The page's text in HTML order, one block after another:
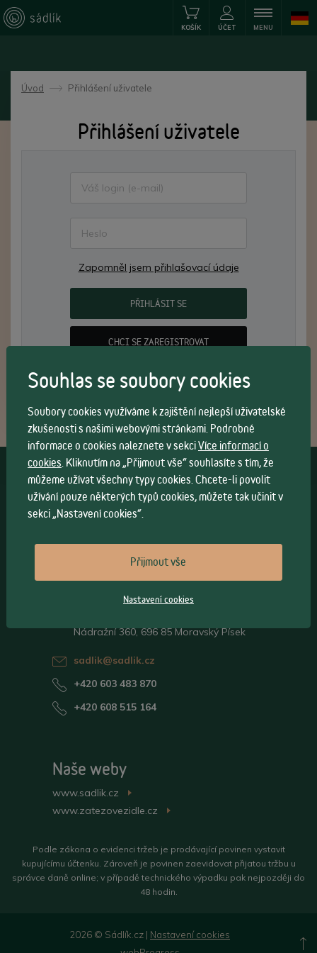
KOŠÍK ÚČET MENU
Úvod
->
Přihlášení uživatele
Přihlášení uživatele
Zapomněl jsem přihlašovací údaje
PŘIHLÁSIT SE
CHCI SE ZAREGISTROVAT
Vše o nákupu
Všeobecné obchodnípodmínky
Možnosti osobníhoodběru
>
Nádražní 360, 696 85 Moravský Písek
sadlik@sadlik.cz
+420 603 483 870
+420 608 515 164
Naše weby
www.sadlik.cz
www.zatezovezidle.cz
Podle zákona o evidenci tržeb je prodávající povinen vystavit
kupujícímu účtenku. Zároveň je povinen zaevidovat přijatou tržbu u
správce daně online; v případě technického výpadku pak nejpozději do
48 hodin.
2026 © Sádlík.cz | Nastavení cookies
Souhlas se soubory cookies
Soubory cookies využíváme k zajištění nejlepší uživatelské
zkušenosti s našimi webovými stránkami. Podrobné
informace o cookies naleznete v sekciVíce informací o
cookies. Kliknutím na „Přijmout vše“ souhlasíte s tím, že
můžeme užívat všechny typy cookies. Chcete-li povolit
užívání pouze některých typů cookies, můžete tak učinit v
sekci „Nastavení cookies“.
Přijmout vše
Nastavení cookies